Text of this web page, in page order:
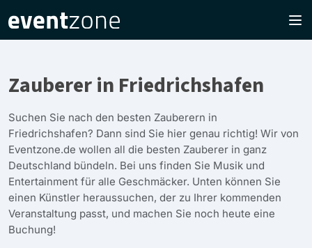
Zauberer in Friedrichshafen
Suchen Sie nach den besten Zauberern in
Friedrichshafen? Dann sind Sie hier genau richtig! Wir von
Eventzone.de wollen all die besten Zauberer in ganz
Deutschland bündeln. Bei uns finden Sie Musik und
Entertainment für alle Geschmäcker. Unten können Sie
einen Künstler heraussuchen, der zu Ihrer kommenden
Veranstaltung passt, und machen Sie noch heute eine
Buchung!